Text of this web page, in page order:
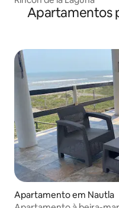
Apartamentos
Apartamento em Nautla